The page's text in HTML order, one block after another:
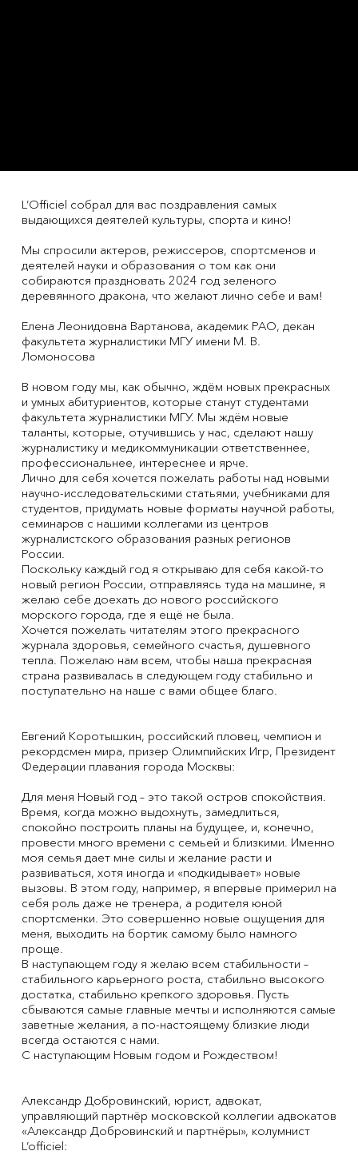
L’Officiel собрал для вас поздравления самых
выдающихся деятелей культуры, спорта и кино!
Мы спросили актеров, режиссеров, спортсменов и
деятелей науки и образования о том как они
собираются праздновать 2024 год зеленого
деревянного дракона, что желают лично себе и вам!
Елена Леонидовна Вартанова, академик РАО, декан
факультета журналистики МГУ имени М. В.
Ломоносова
В новом году мы, как обычно, ждём новых прекрасных
и умных абитуриентов, которые станут студентами
факультета журналистики МГУ. Мы ждём новые
таланты, которые, отучившись у нас, сделают нашу
журналистику и медикоммуникации ответственнее,
профессиональнее, интереснее и ярче.
Лично для себя хочется пожелать работы над новыми
научно-исследовательскими статьями, учебниками для
студентов, придумать новые форматы научной работы,
семинаров с нашими коллегами из центров
журналистского образования разных регионов
России.
Поскольку каждый год я открываю для себя какой-то
новый регион России, отправляясь туда на машине, я
желаю себе доехать до нового российского
морского города, где я ещё не была.
Хочется пожелать читателям этого прекрасного
журнала здоровья, семейного счастья, душевного
тепла. Пожелаю нам всем, чтобы наша прекрасная
страна развивалась в следующем году стабильно и
поступательно на наше с вами общее благо.
Евгений Коротышкин, российский пловец, чемпион и
рекордсмен мира, призер Олимпийских Игр, Президент
Федерации плавания города Москвы:
Для меня Новый год – это такой остров спокойствия.
Время, когда можно выдохнуть, замедлиться,
спокойно построить планы на будущее, и, конечно,
провести много времени с семьей и близкими. Именно
моя семья дает мне силы и желание расти и
развиваться, хотя иногда и «подкидывает» новые
вызовы. В этом году, например, я впервые примерил на
себя роль даже не тренера, а родителя юной
спортсменки. Это совершенно новые ощущения для
меня, выходить на бортик самому было намного
проще.
В наступающем году я желаю всем стабильности –
стабильного карьерного роста, стабильно высокого
достатка, стабильно крепкого здоровья. Пусть
сбываются самые главные мечты и исполняются самые
заветные желания, а по-настоящему близкие люди
всегда остаются с нами.
С наступающим Новым годом и Рождеством!
Александр Добровинский, юрист, адвокат,
управляющий партнёр московской коллегии адвокатов
«Александр Добровинский и партнёры», колумнист
L’officiel: